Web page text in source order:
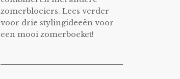
zomerbloeiers. Lees verder
voor drie stylingideeën voor
een mooi zomerboeket!